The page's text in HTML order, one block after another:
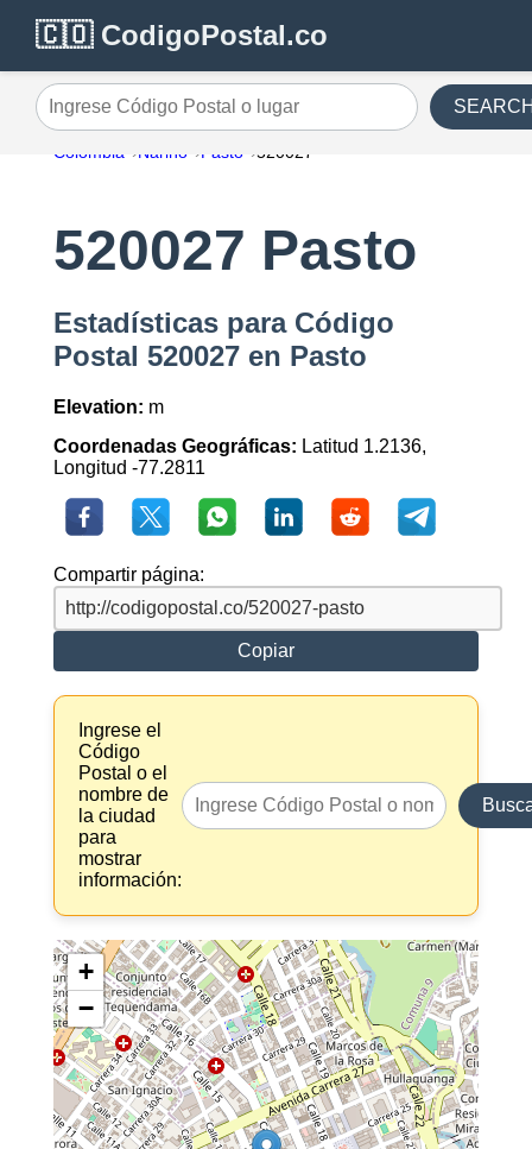
🇨🇴 CodigoPostal.co
Ingrese Código Postal o lugar
Colombia Nariño Pasto 520027
520027 Pasto
Estadísticas para Código
Postal 520027 en Pasto
Elevation: m
Coordenadas Geográficas: Latitud 1.2136,
Longitud -77.2811
Compartir página:
Copiar
Ingrese el
Código
Postal o el
nombre de
la ciudad
para
mostrar
información:
+
−